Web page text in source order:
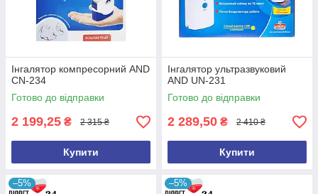
Інгалятор компресорний AND
CN-234
Готово до відправки
2 199,25 ₴ 2 315 ₴
Купити
Інгалятор ультразвуковий
AND UN-231
Готово до відправки
2 289,50 ₴ 2 410 ₴
Купити
–5% –5%